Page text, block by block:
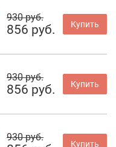
930 руб.
856 руб. Купить
930 руб.
856 руб. Купить
930 руб.
Купить